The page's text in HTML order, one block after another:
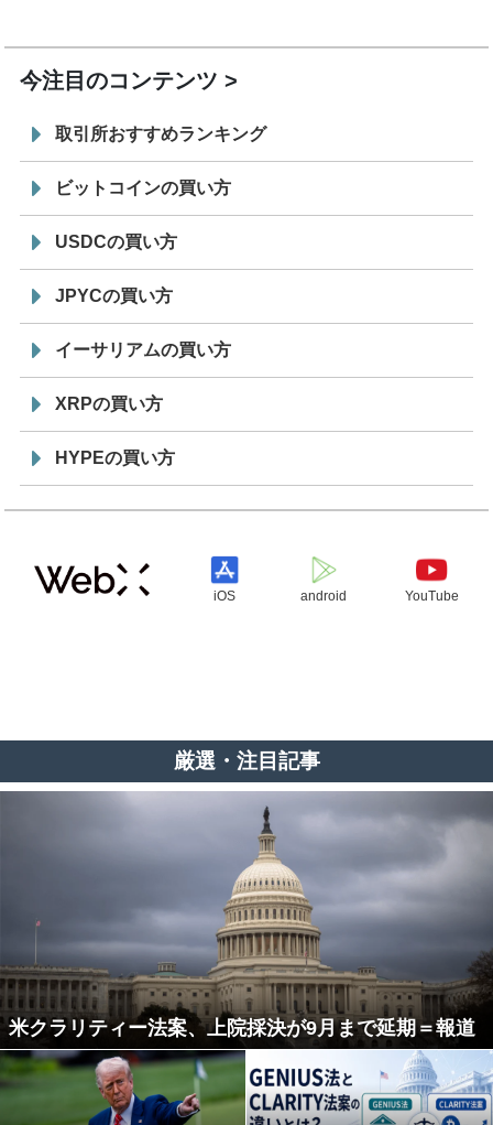
今注目のコンテンツ
取引所おすすめランキング
ビットコインの買い方
USDCの買い方
JPYCの買い方
イーサリアムの買い方
XRPの買い方
HYPEの買い方
iOS android YouTube
厳選・注目記事
米クラリティー法案、上院採決が9月まで延期＝報道